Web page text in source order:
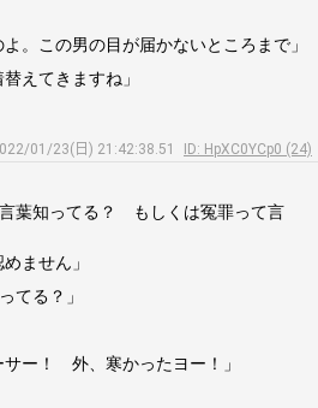
。この男の目が届かないところまで」
えてきますね」
01/23(日) 21:42:38.51
ID: HpXC0YCp0 (24)
葉知ってる？ もしくは冤罪って言
ません」
てる？」
ー！ 外、寒かったヨー！」